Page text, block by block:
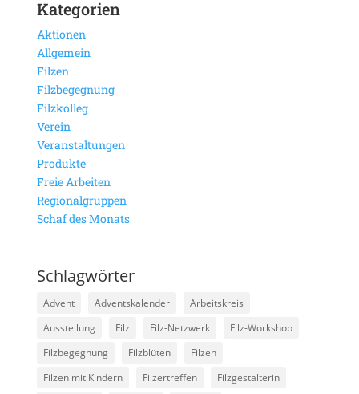
Kategorien
Aktionen
Allgemein
Filzen
Filzbegegnung
Filzkolleg
Verein
Veranstaltungen
Produkte
Freie Arbeiten
Regionalgruppen
Schaf des Monats
Schlagwörter
Advent Adventskalender
Arbeitskreis
Ausstellung
Filz Filz-Netzwerk
Filz-Workshop
Filzbegegnung
Filzblüten
Filzen
Filzen mit Kindern
Filzertreffen
Filzgestalterin